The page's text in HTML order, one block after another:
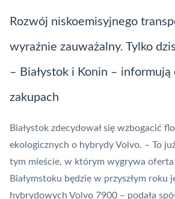
Rozwój niskoemisyjnego
wyraźnie zauważalny. Tylko
– Białystok i Konin – informują
zakupach
Białystok zdecydował się wzbogacić
ekologicznych o hybrydy Volvo. – To
tym mieście, w którym wygrywa oferta
Białymstoku będzie w przyszłym roku
hybrydowych Volvo 7900 – podała